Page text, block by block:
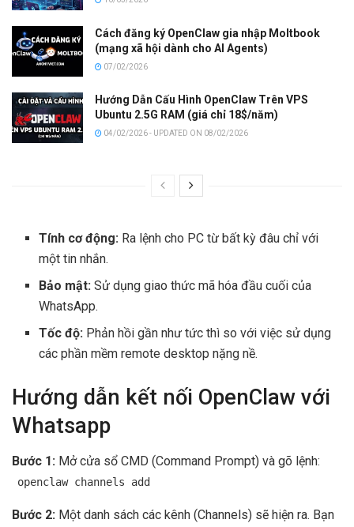
Cách đăng ký OpenClaw gia nhập Moltbook
(mạng xã hội dành cho AI Agents)
07/02/2026
Hướng Dẫn Cấu Hình OpenClaw Trên VPS
Ubuntu 2.5G RAM (giá chỉ 18$/năm)
04/02/2026 - UPDATED ON 08/02/2026
Tính cơ động: Ra lệnh cho PC từ bất kỳ đâu chỉ với
một tin nhắn.
Bảo mật: Sử dụng giao thức mã hóa đầu cuối của
WhatsApp.
Tốc độ: Phản hồi gần như tức thì so với việc sử dụng
các phần mềm remote desktop nặng nề.
Hướng dẫn kết nối OpenClaw với
Whatsapp
Bước 1: Mở cửa sổ CMD (Command Prompt) và gõ lệnh:
openclaw channels add
Bước 2: Một danh sách các kênh (Channels) sẽ hiện ra. Bạn